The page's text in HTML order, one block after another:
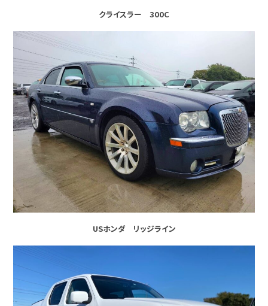
クライスラー 300C
USホンダ リッジライン